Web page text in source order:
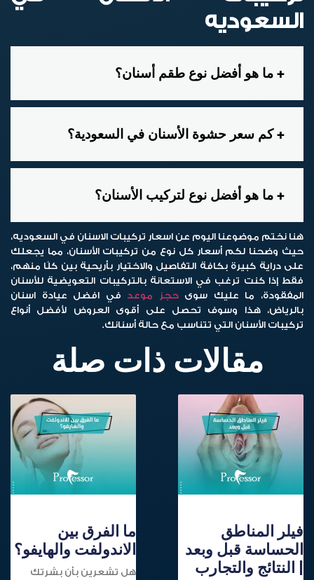
السعوديه
ما هو أفضل نوع طقم أسنان؟
كم سعر حشوة الأسنان في السعودية؟
ما هو أفضل نوع لتركيب الأسنان؟
هنا نختم موضوعنا اليوم عن اسعار تركيبات الاسنان في السعوديه،
حيث وضحنا لكم أسعار كل نوع من تركيبات الأسنان، مما يجعلك
على دراية كبيرة بكافة التفاصيل والاختيار بأريحية بين كلًا منهم،
فقط إذا كنت ترغب في الاستعانة بالتركيبات التعويضية للأسنان
المفقودة، ما عليك سوىحجز موعد في افضل عيادة اسنان
بالرياض، هذا وسوف تحصل على أقوى العروض لأفضل أنواع
تركيبات الأسنان التي تتناسب مع حالة أسنانك.
مقالات ذات صلة
فيلر المناطق
الحساسة قبل وبعد
| النتائج والتجارب
ما الفرق بين
الاندولفت والهايفو؟
هل تشعرين بأن بشرتك